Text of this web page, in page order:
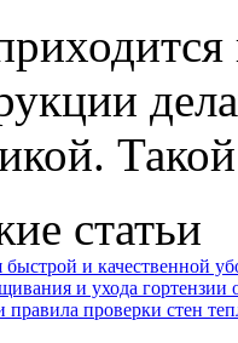
статьи
и качественной
и ухода гортензии
правила проверки стен